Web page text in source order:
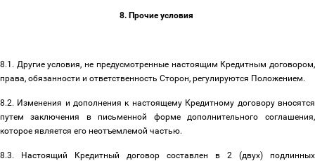
8. Прочие условия
8.1. Другие условия, не предусмотренные настоящим Кредитным договором,
права, обязанности и ответственность Сторон, регулируются Положением.
8.2. Изменения и дополнения к настоящему Кредитному договору вносятся
путем заключения в письменной форме дополнительного соглашения,
которое является его неотъемлемой частью.
8.3. Настоящий Кредитный договор составлен в 2 (двух) подлинных